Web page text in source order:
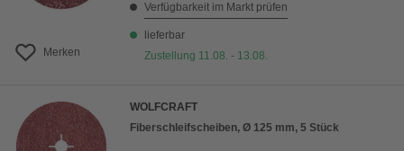
Merken
Verfügbarkeit im Markt prüfen
lieferbar
Zustellung 11.08. - 13.08.
WOLFCRAFT
Fiberschleifscheiben, Ø 125 mm, 5 Stück